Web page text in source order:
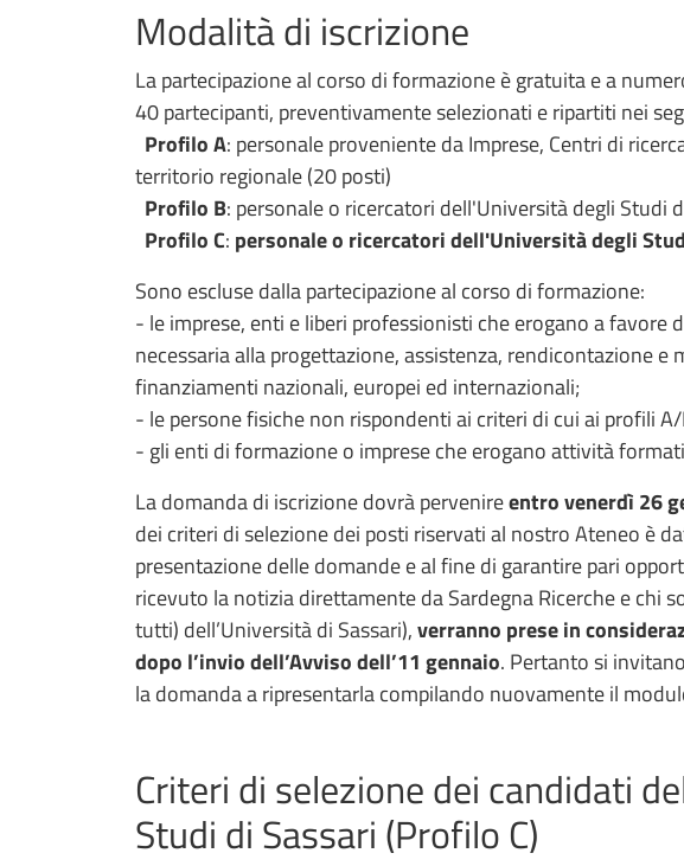
Modalità di iscrizione
La partecipazione al corso di formazione è gratuita e a
40 partecipanti, preventivamente selezionati e ripartiti nei
Profilo A: personale proveniente da Imprese, Centri di
territorio regionale (20 posti)
Profilo B: personale o ricercatori dell'Università degli Studi
Profilo C: personale o ricercatori dell'Università degli
Sono escluse dalla partecipazione al corso di formazione:
- le imprese, enti e liberi professionisti che erogano a favore
necessaria alla progettazione, assistenza, rendicontazione e
finanziamenti nazionali, europei ed internazionali;
- le persone fisiche non rispondenti ai criteri di cui ai profili
- gli enti di formazione o imprese che erogano attività
La domanda di iscrizione dovrà pervenireentro venerdì 26
dei criteri di selezione dei posti riservati al nostro Ateneo è
presentazione delle domande e al fine di garantire pari
ricevuto la notizia direttamente da Sardegna Ricerche e chi
tutti) dell’Università di Sassari),verranno prese in
dopo l’invio dell’Avviso dell’11 gennaio. Pertanto si
la domanda a ripresentarla compilando nuovamente il
Criteri di selezione dei candidati
Studi di Sassari (Profilo C)